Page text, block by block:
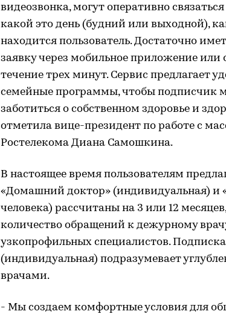
видеозвонка, могут оперативно
какой это день (будний или выходной),
находится пользователь. Достаточно
заявку через мобильное приложение или
течение трех минут. Сервис предлагает
семейные программы, чтобы подписчик
заботиться о собственном здоровье и
отметила вице-президент по работе с
Ростелекома Диана Самошкина.
В настоящее время пользователям
«Домашний доктор» (индивидуальная) и
человека) рассчитаны на 3 или 12
количество обращений к дежурному
узкопрофильных специалистов.
(индивидуальная) подразумевает
врачами.
- Мы создаем комфортные условия для